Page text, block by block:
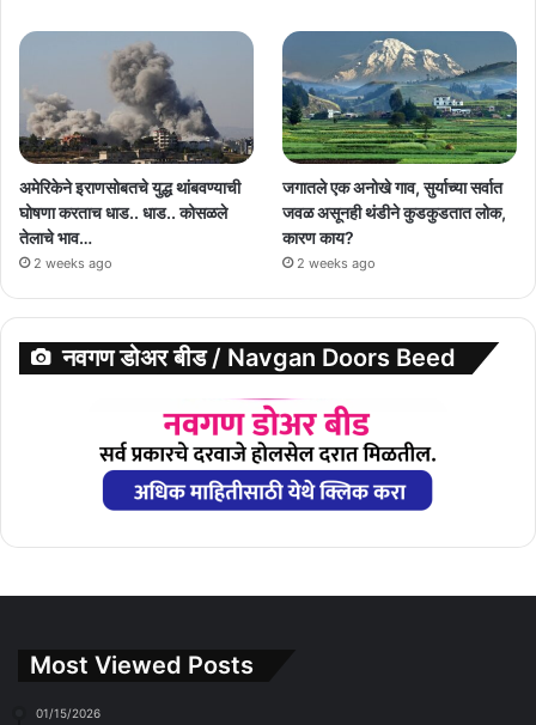
अमेरिकेने इराणसोबतचे युद्ध थांबवण्याची
घोषणा करताच धाड.. धाड.. कोसळले
तेलाचे भाव…
2 weeks ago
जगातले एक अनोखे गाव, सुर्याच्या सर्वात
जवळ असूनही थंडीने कुडकुडतात लोक,
कारण काय?
2 weeks ago
नवगण डोअर बीड / Navgan Doors Beed
Most Viewed Posts
01/15/2026